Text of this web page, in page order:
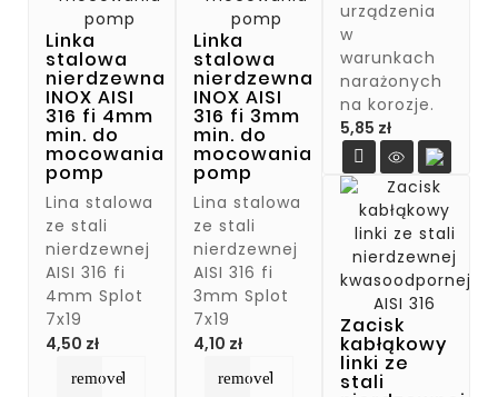
Linka
stalowa
nierdzewna
INOX AISI
316 fi 4mm
min. do
mocowania
pomp
Lina stalowa
ze stali
nierdzewnej
AISI 316 fi
4mm Splot
7x19
4,50 złCena
remove
Linka
stalowa
nierdzewna
INOX AISI
316 fi 3mm
min. do
mocowania
pomp
Lina stalowa
ze stali
nierdzewnej
AISI 316 fi
3mm Splot
7x19
4,10 złCena
remove
urządzenia
w
warunkach
narażonych
na korozje.
5,85 złCena

Zacisk
kabłąkowy
linki ze
stali